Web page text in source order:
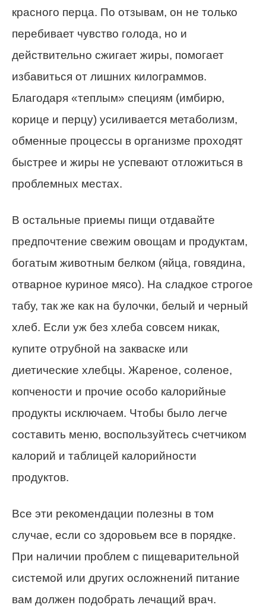
красного перца. По отзывам, он не только
перебивает чувство голода, но и
действительно сжигает жиры, помогает
избавиться от лишних килограммов.
Благодаря «теплым» специям (имбирю,
корице и перцу) усиливается метаболизм,
обменные процессы в организме проходят
быстрее и жиры не успевают отложиться в
проблемных местах.
В остальные приемы пищи отдавайте
предпочтение свежим овощам и продуктам,
богатым животным белком (яйца, говядина,
отварное куриное мясо). На сладкое строгое
табу, так же как на булочки, белый и черный
хлеб. Если уж без хлеба совсем никак,
купите отрубной на закваске или
диетические хлебцы. Жареное, соленое,
копчености и прочие особо калорийные
продукты исключаем. Чтобы было легче
составить меню, воспользуйтесь счетчиком
калорий и таблицей калорийности
продуктов.
Все эти рекомендации полезны в том
случае, если со здоровьем все в порядке.
При наличии проблем с пищеварительной
системой или других осложнений питание
вам должен подобрать лечащий врач.